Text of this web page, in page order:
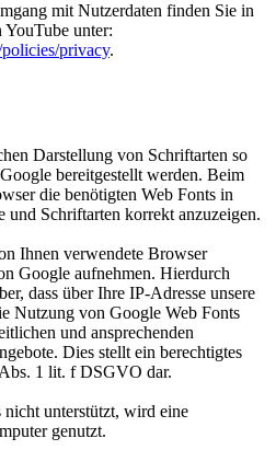
mit Nutzerdaten finden Sie in
unter:
privacy.
Darstellung von Schriftarten so
bereitgestellt werden. Beim
die benötigten Web Fonts in
und Schriftarten korrekt anzuzeigen.
Ihnen verwendete Browser
Google aufnehmen. Hierdurch
dass über Ihre IP-Adresse unsere
Nutzung von Google Web Fonts
und ansprechenden
Dies stellt ein berechtigtes
1 lit. f DSGVO dar.
unterstützt, wird eine
genutzt.